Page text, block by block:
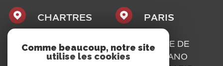
CHARTRES
1, PLACE
MAURICE
PARIS
16, RUE DE
BASSANO
Comme beaucoup, notre site
utilise les cookies